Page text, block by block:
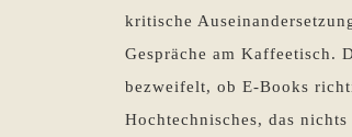
kritische
Gespräche am Kaffeetisch.
bezweifelt, ob E-Books
Hochtechnisches, das